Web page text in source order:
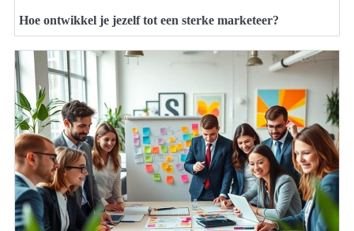
Hoe ontwikkel je jezelf tot een sterke marketeer?